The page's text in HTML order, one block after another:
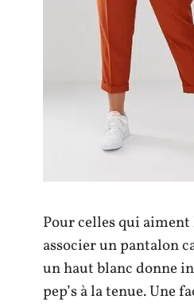
Pour celles qui
associer un pantalon
un haut blanc donne
pep’s à la tenue. Une